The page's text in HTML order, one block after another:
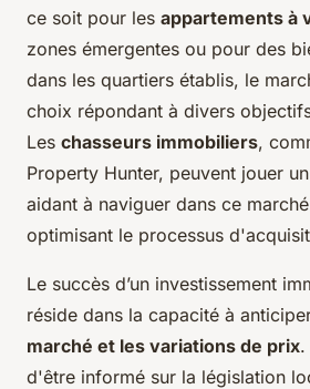
ce soit pour les appartements à
zones émergentes ou pour des
dans les quartiers établis, le
choix répondant à divers
Les chasseurs immobiliers,
Property Hunter, peuvent jouer
aidant à naviguer dans ce
optimisant le processus
Le succès d’un investissement
réside dans la capacité à
marché et les variations de prix.
d'être informé sur la législation